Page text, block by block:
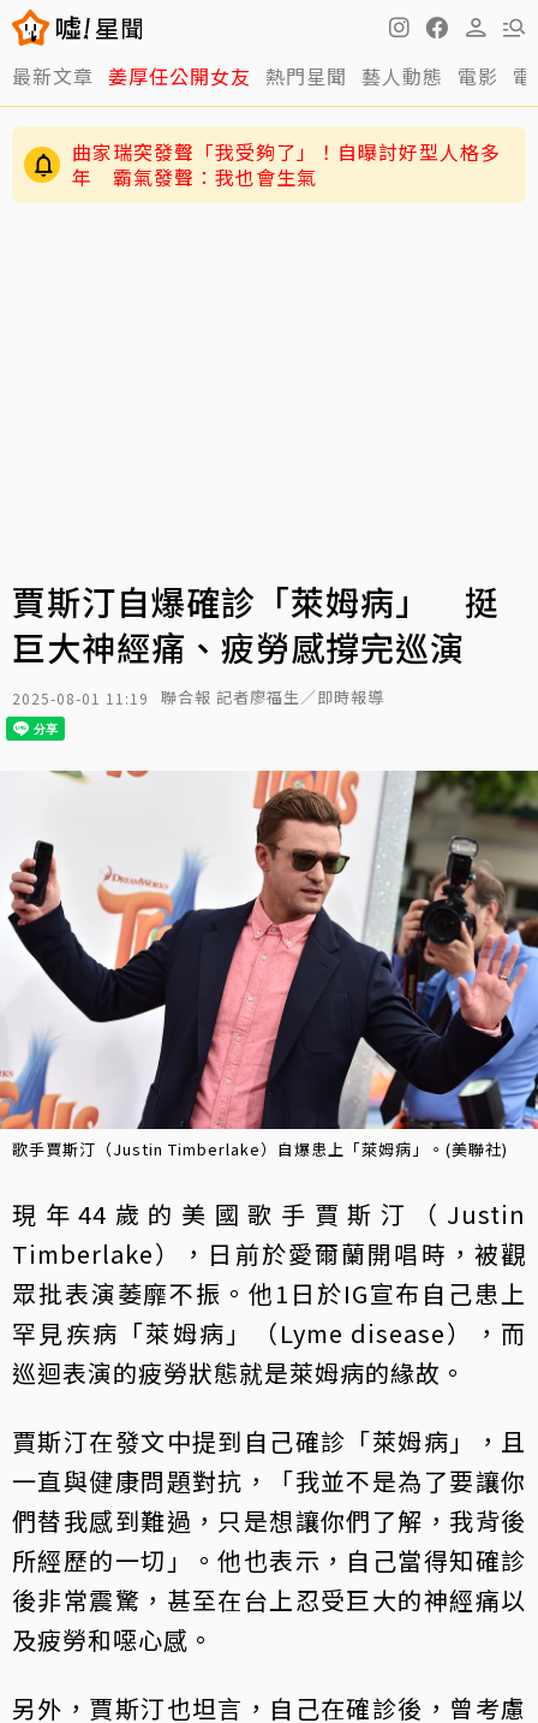
最新文章 姜厚任公開女友 熱門星聞 藝人動態 電影
曲家瑞突發聲「我受夠了」！自曝討好型人格多
年 霸氣發聲：我也會生氣
賈斯汀自爆確診「萊姆病」 挺
巨大神經痛、疲勞感撐完巡演
2025-08-01 11:19 聯合報 記者廖福生／即時報導
歌手賈斯汀（Justin Timberlake）自爆患上「萊姆病」。(美聯社)
現年44歲的美國歌手賈斯汀（Justin
Timberlake），日前於愛爾蘭開唱時，被觀
眾批表演萎靡不振。他1日於IG宣布自己患上
罕見疾病「萊姆病」（Lyme disease），而
巡迴表演的疲勞狀態就是萊姆病的緣故。
賈斯汀在發文中提到自己確診「萊姆病」，且
一直與健康問題對抗，「我並不是為了要讓你
們替我感到難過，只是想讓你們了解，我背後
所經歷的一切」。他也表示，自己當得知確診
後非常震驚，甚至在台上忍受巨大的神經痛以
及疲勞和噁心感。
另外，賈斯汀也坦言，自己在確診後，曾考慮